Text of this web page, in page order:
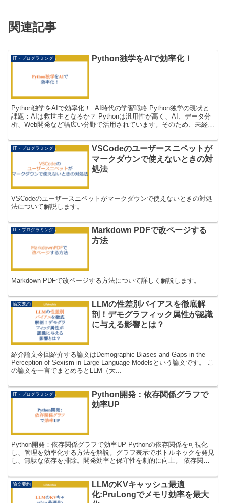
関連記事
IT・プログラミング Python独学をAIで効率化！
Python独学をAIで効率化！: AI時代の学習戦略 Python独学の現状と
課題：AIは救世主となるか？ Pythonは汎用性が高く、AI、データ分
析、Web開発など幅広い分野で活用されています。そのため、未経験
IT・プログラミング
VSCodeのユーザースニペットが
マークダウンで使えないときの対
処法
VSCodeのユーザースニペットがマークダウンで使えないときの対処
法について解説します。
IT・プログラミング
Markdown PDFで改ページする
方法
Markdown PDFで改ページする方法について詳しく解説します。
論文要約
LLMの性差別バイアスを徹底解
剖！デモグラフィック属性が認識
に与える影響とは？
紹介論文今回紹介する論文はDemographic Biases and Gaps in the
Perception of Sexism in Large Language Modelsという論文です。 こ
の論文を一言でまとめるとLLM（大...
IT・プログラミング
Python開発：依存関係グラフで
効率UP
Python開発：依存関係グラフで効率UP Pythonの依存関係を可視化
し、管理を効率化する方法を解説。グラフ表示でボトルネックを発見
し、無駄な依存を排除。開発効率と保守性を劇的に向上。 依存関係
論文要約
LLMのKVキャッシュ最適
化:PruLongでメモリ効率を最大